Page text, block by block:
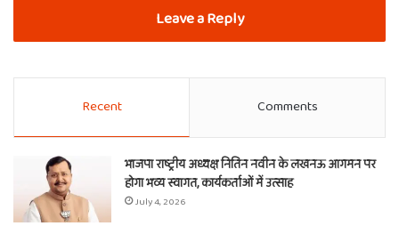
Leave a Reply
Recent Comments
भाजपा राष्ट्रीय अध्यक्ष नितिन नवीन के लखनऊ आगमन पर
होगा भव्य स्वागत, कार्यकर्ताओं में उत्साह
July 4, 2026